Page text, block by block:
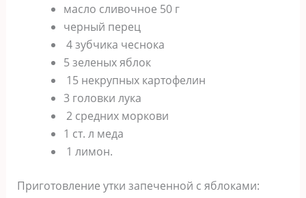
масло сливочное 50 г
черный перец
4 зубчика чеснока
5 зеленых яблок
15 некрупных картофелин
3 головки лука
2 средних моркови
1 ст. л меда
1 лимон.
Приготовление утки запеченной с яблоками: